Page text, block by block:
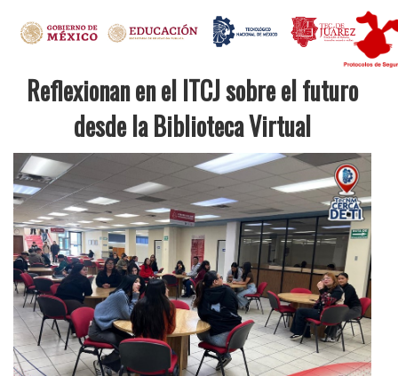
Reflexionan en el ITCJ sobre el futuro
desde la Biblioteca Virtual